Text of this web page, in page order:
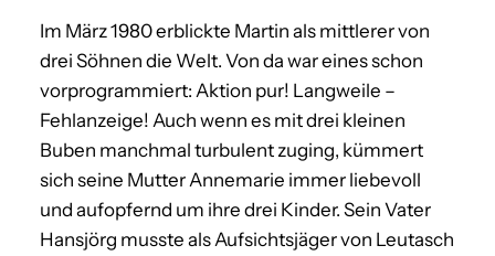
Im März 1980 erblickte Martin als mittlerer von
drei Söhnen die Welt. Von da war eines schon
vorprogrammiert: Aktion pur! Langweile –
Fehlanzeige! Auch wenn es mit drei kleinen
Buben manchmal turbulent zuging, kümmert
sich seine Mutter Annemarie immer liebevoll
und aufopfernd um ihre drei Kinder. Sein Vater
Hansjörg musste als Aufsichtsjäger von Leutasch